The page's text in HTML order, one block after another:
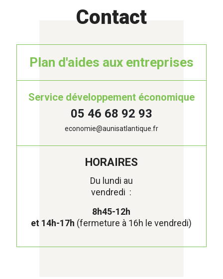
Contact
Plan d'aides aux entreprises
Service développement économique
05 46 68 92 93
economie@aunisatlantique.fr
HORAIRES
Du lundi au
vendredi :
8h45-12h
et 14h-17h (fermeture à 16h le vendredi)